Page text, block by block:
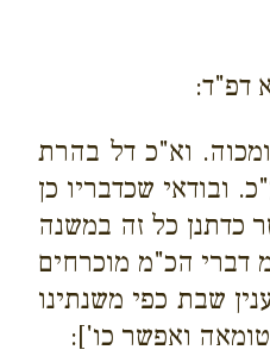
דפ"ד:
וא"כ דל בהרת
ובודאי שכדבריו כן
כדתנן כל זה במשנה
דברי הכ"מ מוכרחים
שבת כפי משנתינו
ואפשר כו']: